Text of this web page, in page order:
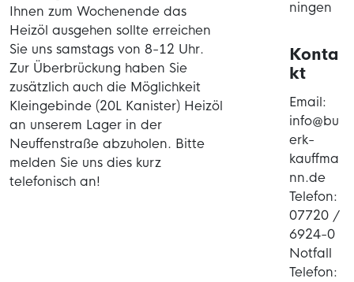
Ihnen zum Wochenende das
Heizöl ausgehen sollte erreichen
Sie uns samstags von 8-12 Uhr.
Zur Überbrückung haben Sie
zusätzlich auch die Möglichkeit
Kleingebinde (20L Kanister) Heizöl
an unserem Lager in der
Neuffenstraße abzuholen. Bitte
melden Sie uns dies kurz
telefonisch an!
ningen
Konta
kt
Email:
info@bu
erk-
kauffma
nn.de
Telefon:
07720 /
6924-0
Notfall
Telefon: